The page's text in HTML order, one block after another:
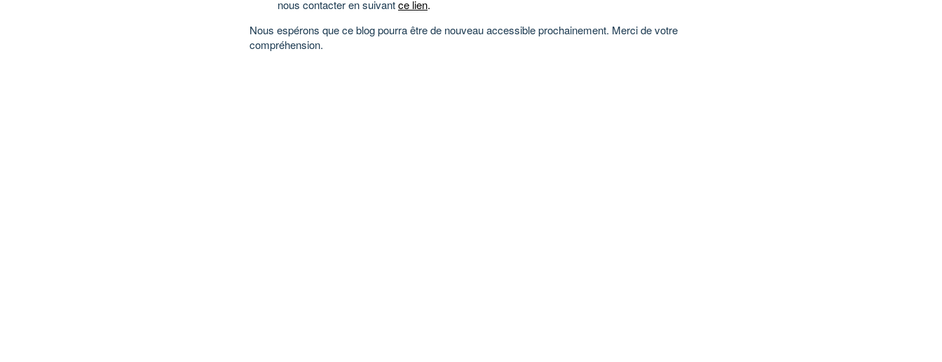
nous contacter en suivantce lien.
Nous espérons que ce blog pourra être de nouveau accessible prochainement. Merci de votre
compréhension.